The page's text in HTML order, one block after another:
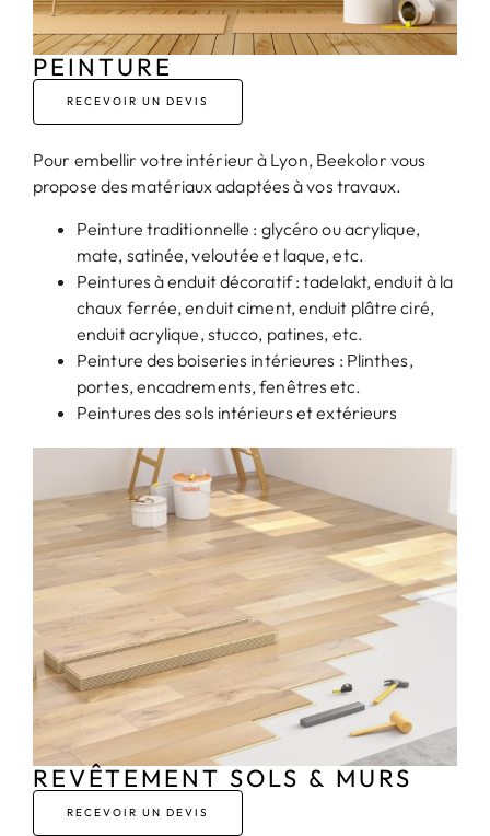
PEINTURE
RECEVOIR UN DEVIS
Pour embellir votre intérieur à Lyon, Beekolor vous
propose des matériaux adaptées à vos travaux.
Peinture traditionnelle : glycéro ou acrylique,
mate, satinée, veloutée et laque, etc.
Peintures à enduit décoratif : tadelakt, enduit à la
chaux ferrée, enduit ciment, enduit plâtre ciré,
enduit acrylique, stucco, patines, etc.
Peinture des boiseries intérieures : Plinthes,
portes, encadrements, fenêtres etc.
Peintures des sols intérieurs et extérieurs
REVÊTEMENT SOLS & MURS
RECEVOIR UN DEVIS